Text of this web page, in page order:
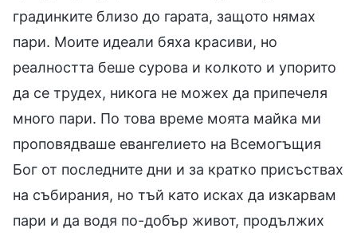
градинките близо до гарата, защото нямах
пари. Моите идеали бяха красиви, но
реалността беше сурова и колкото и упорито
да се трудех, никога не можех да припечеля
много пари. По това време моята майка ми
проповядваше евангелието на Всемогъщия
Бог от последните дни и за кратко присъствах
на събирания, но тъй като исках да изкарвам
пари и да водя по-добър живот, продължих